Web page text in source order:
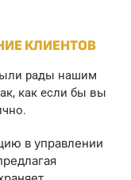
КЛИЕНТОВ
рады нашим
как если бы вы
в управлении